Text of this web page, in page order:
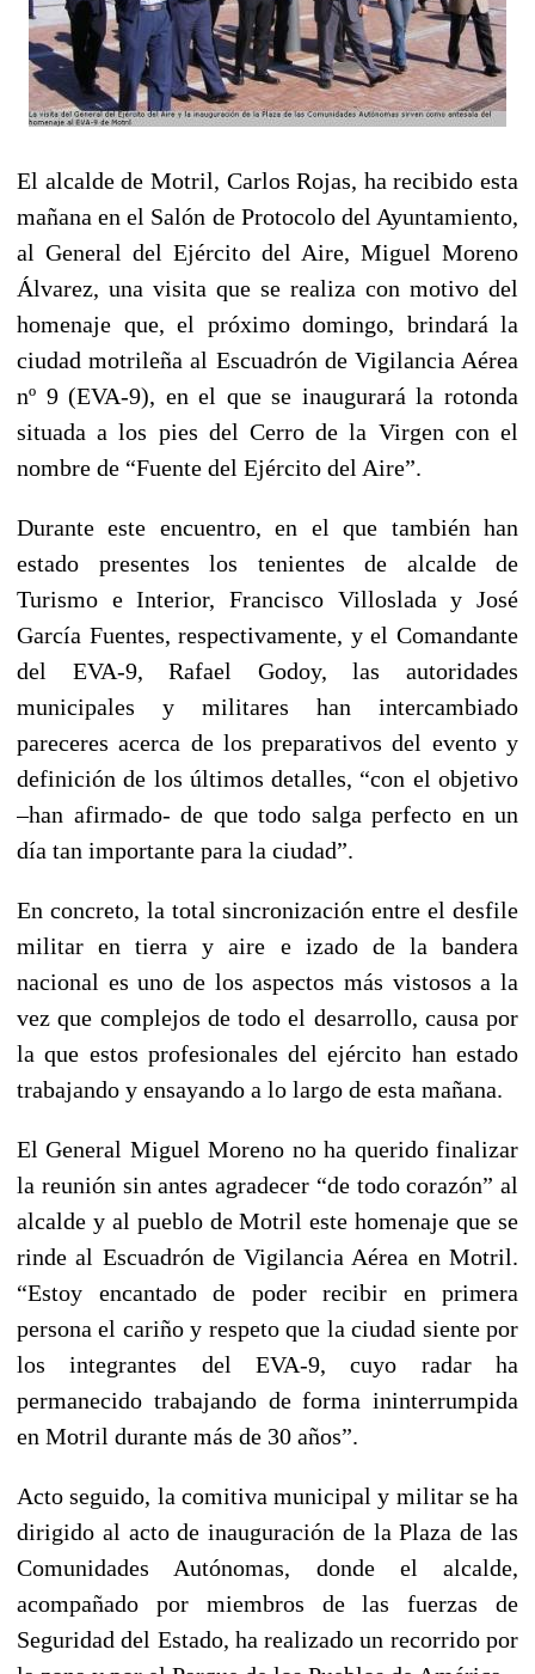
El alcalde de Motril, Carlos Rojas, ha recibido esta
mañana en el Salón de Protocolo del Ayuntamiento,
al General del Ejército del Aire, Miguel Moreno
Álvarez, una visita que se realiza con motivo del
homenaje que, el próximo domingo, brindará la
ciudad motrileña al Escuadrón de Vigilancia Aérea
nº 9 (EVA-9), en el que se inaugurará la rotonda
situada a los pies del Cerro de la Virgen con el
nombre de “Fuente del Ejército del Aire”.
Durante este encuentro, en el que también han
estado presentes los tenientes de alcalde de
Turismo e Interior, Francisco Villoslada y José
García Fuentes, respectivamente, y el Comandante
del EVA-9, Rafael Godoy, las autoridades
municipales y militares han intercambiado
pareceres acerca de los preparativos del evento y
definición de los últimos detalles, “con el objetivo
–han afirmado- de que todo salga perfecto en un
día tan importante para la ciudad”.
En concreto, la total sincronización entre el desfile
militar en tierra y aire e izado de la bandera
nacional es uno de los aspectos más vistosos a la
vez que complejos de todo el desarrollo, causa por
la que estos profesionales del ejército han estado
trabajando y ensayando a lo largo de esta mañana.
El General Miguel Moreno no ha querido finalizar
la reunión sin antes agradecer “de todo corazón” al
alcalde y al pueblo de Motril este homenaje que se
rinde al Escuadrón de Vigilancia Aérea en Motril.
“Estoy encantado de poder recibir en primera
persona el cariño y respeto que la ciudad siente por
los integrantes del EVA-9, cuyo radar ha
permanecido trabajando de forma ininterrumpida
en Motril durante más de 30 años”.
Acto seguido, la comitiva municipal y militar se ha
dirigido al acto de inauguración de la Plaza de las
Comunidades Autónomas, donde el alcalde,
acompañado por miembros de las fuerzas de
Seguridad del Estado, ha realizado un recorrido por